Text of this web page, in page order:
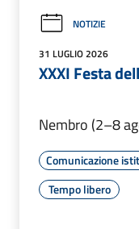
NOTIZIE
31 LUGLIO 2026
XXXI Festa
Nembro (2–8
Comunicazione
Tempo libero